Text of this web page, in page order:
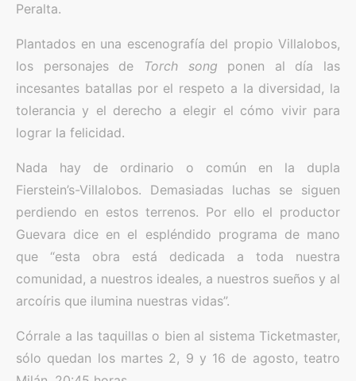
Peralta.
Plantados en una escenografía del propio Villalobos,
los personajes de
Torch song ponen al día las
incesantes batallas por el respeto a la diversidad, la
tolerancia y el derecho a elegir el cómo vivir para
lograr la felicidad.
Nada hay de ordinario o común en la dupla
Fierstein’s-Villalobos. Demasiadas luchas se siguen
perdiendo en estos terrenos. Por ello el productor
Guevara dice en el espléndido programa de mano
que “esta obra está dedicada a toda nuestra
comunidad, a nuestros ideales, a nuestros sueños y al
arcoíris que ilumina nuestras vidas”.
Córrale a las taquillas o bien al sistema Ticketmaster,
sólo quedan los martes 2, 9 y 16 de agosto, teatro